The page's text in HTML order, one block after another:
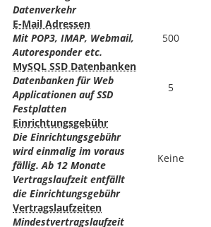
Datenverkehr
E-Mail Adressen
Mit POP3, IMAP, Webmail,
Autoresponder etc.
500
MySQL SSD Datenbanken
Datenbanken für Web
Applicationen auf SSD
Festplatten
5
Einrichtungsgebühr
Die Einrichtungsgebühr
wird einmalig im voraus
fällig. Ab 12 Monate
Vertragslaufzeit entfällt
die Einrichtungsgebühr
Keine
Vertragslaufzeiten
Mindestvertragslaufzeit